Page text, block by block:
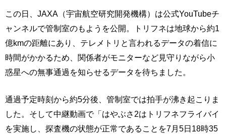
この日、JAXA（宇宙航空研究開発機構）は公式YouTubeチ
ャンネルで管制室のもようを公開。トリフネは地球から約1
億kmの距離にあり、テレメトリと言われるデータの着信に
時間がかかるため、関係者がモニターなど見守りながら小
惑星への無事通過を知らせるデータを待ちました。
通過予定時刻から約5分後、管制室では拍手が沸き起こりま
した。そして中継動画で「はやぶさ2はトリフネフライバイ
を実施し、探査機の状態が正常であることを7月5日18時35